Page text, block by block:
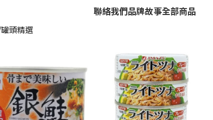
聯絡我們品牌故事全部商品
罐頭精選